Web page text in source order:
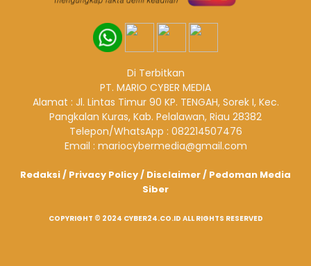
Di Terbitkan
PT. MARIO CYBER MEDIA
Alamat : Jl. Lintas Timur 90 KP. TENGAH, Sorek I, Kec.
Pangkalan Kuras, Kab. Pelalawan, Riau 28382
Telepon/WhatsApp : 082214507476
Email : mariocybermedia@gmail.com
Redaksi/ Privacy Policy/ Disclaimer/ Pedoman Media
Siber
COPYRIGHT © 2024 CYBER24.CO.ID ALL RIGHTS RESERVED